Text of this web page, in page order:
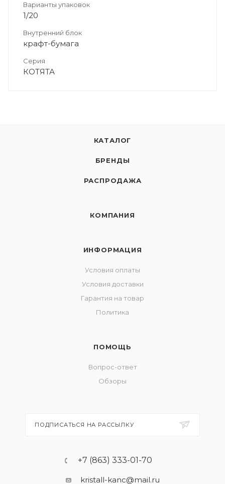
Варианты упаковок
1/20
Внутренний блок
крафт-бумага
Серия
КОТЯТА
КАТАЛОГ
БРЕНДЫ
РАСПРОДАЖА
КОМПАНИЯ
ИНФОРМАЦИЯ
Условия оплаты
Условия доставки
Гарантия на товар
Политика
ПОМОЩЬ
Вопрос-ответ
Обзоры
ПОДПИСАТЬСЯ НА РАССЫЛКУ
+7 (863) 333-01-70
kristall-kanc@mail.ru